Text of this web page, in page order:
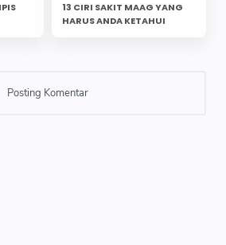
13 CIRI SAKIT MAAG YANG
HARUS ANDA KETAHUI